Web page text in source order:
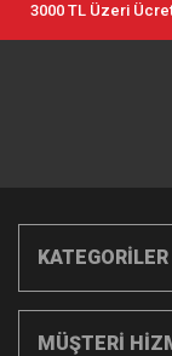
3000 TL Üzeri
KATEGORİLER
MÜŞTERİ